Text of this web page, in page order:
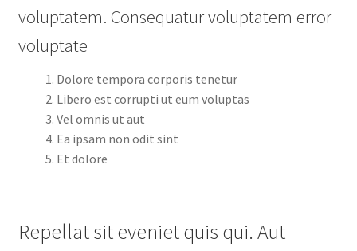
voluptatem. Consequatur voluptatem error
voluptate
Dolore tempora corporis tenetur
Libero est corrupti ut eum voluptas
Vel omnis ut aut
Ea ipsam non odit sint
Et dolore
Repellat sit eveniet quis qui. Aut